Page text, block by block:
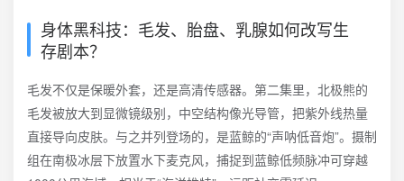
身体黑科技：毛发、胎盘、乳腺如何改写生
存剧本？
毛发不仅是保暖外套，还是高清传感器。第二集里，北极熊的
毛发被放大到显微镜级别，中空结构像光导管，把紫外线热量
直接导向皮肤。与之并列登场的，是蓝鲸的“声呐低音炮”。摄制
组在南极冰层下放置水下麦克风，捕捉到蓝鲸低频脉冲可穿越